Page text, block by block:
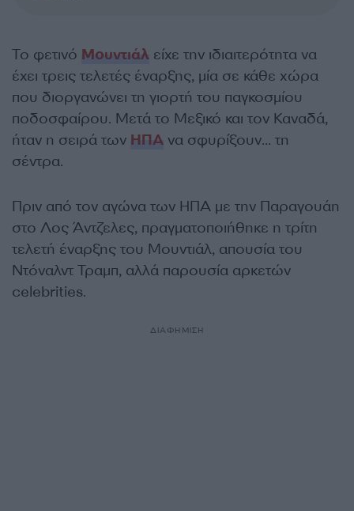
Το φετινό Μουντιάλ είχε την ιδιαιτερότητα να
έχει τρεις τελετές έναρξης, μία σε κάθε χώρα
που διοργανώνει τη γιορτή του παγκοσμίου
ποδοσφαίρου. Μετά το Μεξικό και τον Καναδά,
ήταν η σειρά των ΗΠΑ να σφυρίξουν… τη
σέντρα.
Πριν από τον αγώνα των ΗΠΑ με την Παραγουάη
στο Λος Άντζελες, πραγματοποιήθηκε η τρίτη
τελετή έναρξης του Μουντιάλ, απουσία του
Ντόναλντ Τραμπ, αλλά παρουσία αρκετών
celebrities.
ΔΙΑΦΗΜΙΣΗ